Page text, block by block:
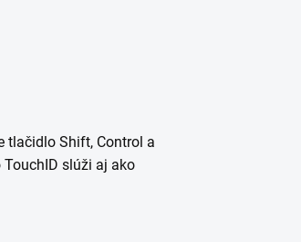
tlačidlo Shift, Control a
slúži aj ako